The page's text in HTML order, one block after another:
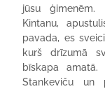
jūsu ģimenēm.
Kintanu,
pavada, es
kurš drīzumā
bīskapa
Stankeviču un